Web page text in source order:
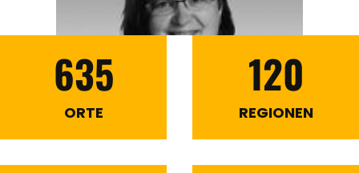
635
ORTE
120
REGIONEN